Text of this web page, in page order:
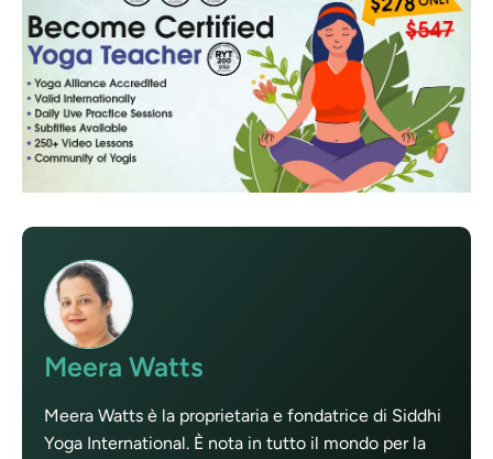
Meera Watts
Meera Watts è la proprietaria e fondatrice di Siddhi
Yoga International. È nota in tutto il mondo per la